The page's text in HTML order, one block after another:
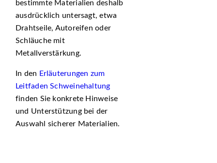
bestimmte Materialien deshalb
ausdrücklich untersagt, etwa
Drahtseile, Autoreifen oder
Schläuche mit
Metallverstärkung.
In den Erläuterungen zum
Leitfaden Schweinehaltung
finden Sie konkrete Hinweise
und Unterstützung bei der
Auswahl sicherer Materialien.